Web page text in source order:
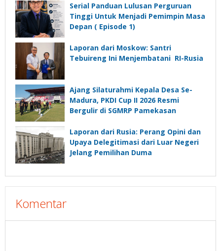
Depan”?
Serial Panduan Lulusan Perguruan
Tinggi Untuk Menjadi Pemimpin Masa
Depan ( Episode 1)
Laporan dari Moskow: Santri
Tebuireng Ini Menjembatani RI-Rusia
Ajang Silaturahmi Kepala Desa Se-
Madura, PKDI Cup II 2026 Resmi
Bergulir di SGMRP Pamekasan
Laporan dari Rusia: Perang Opini dan
Upaya Delegitimasi dari Luar Negeri
Jelang Pemilihan Duma
Komentar